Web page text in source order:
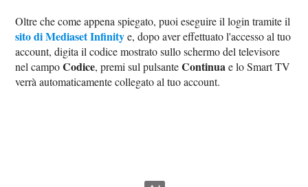
Oltre che come appena spiegato, puoi eseguire il login tramite il
sito di Mediaset Infinitye, dopo aver effettuato l'accesso al tuo
account, digita il codice mostrato sullo schermo del televisore
nel campoCodice, premi sul pulsanteContinuae lo Smart TV
verrà automaticamente collegato al tuo account.